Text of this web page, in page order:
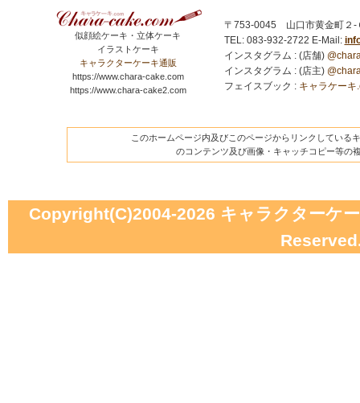
似顔絵ケーキ・立体ケーキ
イラストケーキ
キャラクターケーキ通販
https://www.chara-cake.com
https://www.chara-cake2.com
〒753-0045 山口市黄金町
TEL: 083-932-2722 E-Mail:
インスタグラム : (店舗)
インスタグラム : (店主)
フェイスブック : キャラケー
このホームページ内及びこのページからリンクしている
のコンテンツ及び画像・キャッチコピー等の
Copyright(C)2004-2026 キャラクターケ